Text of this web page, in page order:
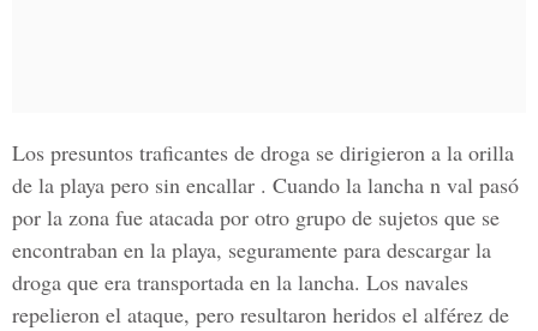
Los presuntos traficantes de droga se dirigieron a la orilla
de la playa pero sin encallar . Cuando la lancha n val pasó
por la zona fue atacada por otro grupo de sujetos que se
encontraban en la playa, seguramente para descargar la
droga que era transportada en la lancha. Los navales
repelieron el ataque, pero resultaron heridos el alférez de